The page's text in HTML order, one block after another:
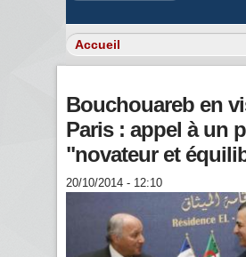
Bouchouareb en
Paris : appel à un
"novateur et
20/10/2014 - 12:10